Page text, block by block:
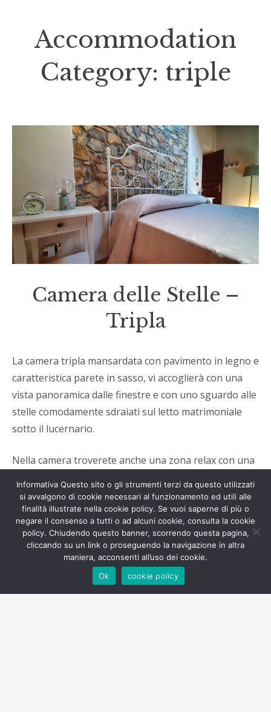
Accommodation
Category: triple
Camera delle Stelle –
Tripla
La camera tripla mansardata con pavimento in legno e
caratteristica parete in sasso, vi accoglierà con una
vista panoramica dalle finestre e con uno sguardo alle
stelle comodamente sdraiati sul letto matrimoniale
sotto il lucernario.
Nella camera troverete anche una zona relax con una
viaggio o pianificare la prossima tappa della vostra
avventura.
Informativa Questo sito o gli strumenti terzi da questo utilizzati
si avvalgono di cookie necessari al funzionamento ed utili alle
finalità illustrate nella cookie policy. Se vuoi saperne di più o
negare il consenso a tutti o ad alcuni cookie, consulta la cookie
policy. Chiudendo questo banner, scorrendo questa pagina,
cliccando su un link o proseguendo la navigazione in altra
maniera, acconsenti all’uso dei cookie.
Ok
cookie policy